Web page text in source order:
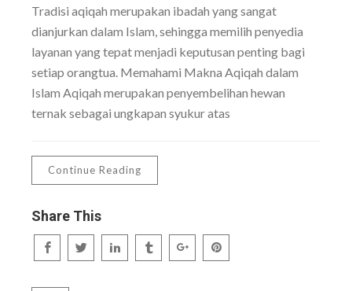
Tradisi aqiqah merupakan ibadah yang sangat
dianjurkan dalam Islam, sehingga memilih penyedia
layanan yang tepat menjadi keputusan penting bagi
setiap orangtua. Memahami Makna Aqiqah dalam
Islam Aqiqah merupakan penyembelihan hewan
ternak sebagai ungkapan syukur atas
Continue Reading
Share This